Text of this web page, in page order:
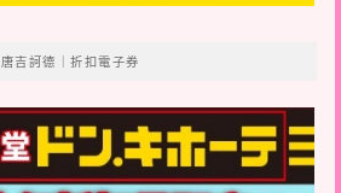
唐吉訶德｜折扣電子券